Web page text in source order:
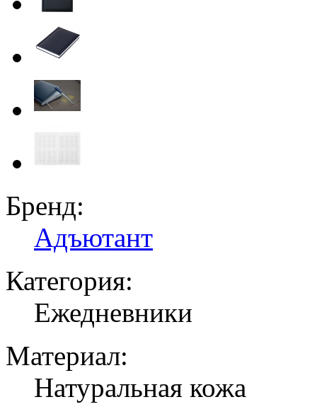
Бренд:
Адъютант
Категория:
Ежедневники
Материал:
Натуральная кожа